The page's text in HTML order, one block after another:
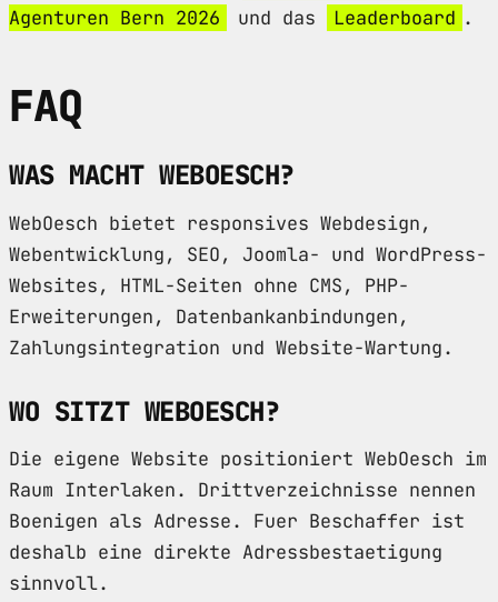
Agenturen Bern 2026
und das Leaderboard .
FAQ
WAS MACHT WEBOESCH?
WebOesch bietet responsives Webdesign,
Webentwicklung, SEO, Joomla- und WordPress-
Websites, HTML-Seiten ohne CMS, PHP-
Erweiterungen, Datenbankanbindungen,
Zahlungsintegration und Website-Wartung.
WO SITZT WEBOESCH?
Die eigene Website positioniert WebOesch im
Raum Interlaken. Drittverzeichnisse nennen
Boenigen als Adresse. Fuer Beschaffer ist
deshalb eine direkte Adressbestaetigung
sinnvoll.